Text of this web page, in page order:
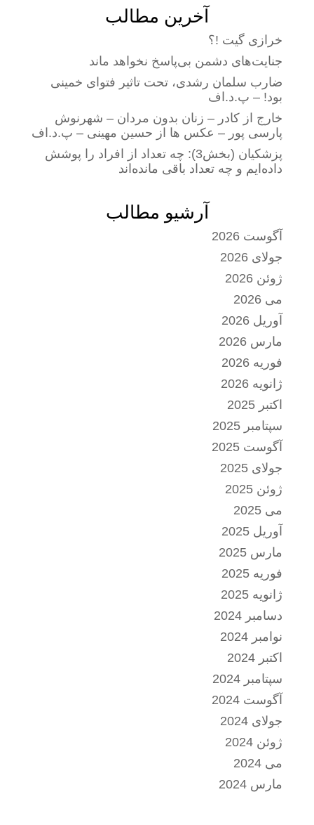
آخرین مطالب
خرازی گیت !؟
جنایت‌های دشمن بی‌پاسخ نخواهد ماند
ضارب سلمان رشدی، تحت تاثیر فتوای خمینی
بود! – پ.د.اف
خارج از کادر – زنان بدون مردان – شهرنوش
پارسی پور – عکس ها از حسین مهینی – پ.د.اف
پزشکیان (بخش3): چه تعداد از افراد را پوشش
داده‌ایم و چه تعداد باقی مانده‌اند
آرشیو مطالب
آگوست 2026
جولای 2026
ژوئن 2026
می 2026
آوریل 2026
مارس 2026
فوریه 2026
ژانویه 2026
اکتبر 2025
سپتامبر 2025
آگوست 2025
جولای 2025
ژوئن 2025
می 2025
آوریل 2025
مارس 2025
فوریه 2025
ژانویه 2025
دسامبر 2024
نوامبر 2024
اکتبر 2024
سپتامبر 2024
آگوست 2024
جولای 2024
ژوئن 2024
می 2024
مارس 2024